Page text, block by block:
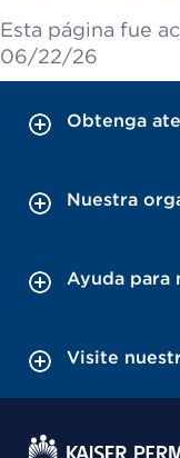
Esta página fue
06/22/26
Obtenga
Nuestra
Ayuda para
Visite